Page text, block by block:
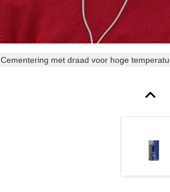
Cementering met draad voor hoge